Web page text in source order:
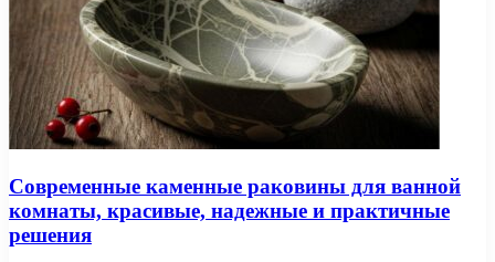
Современные каменные раковины для ванной
комнаты, красивые, надежные и практичные
решения